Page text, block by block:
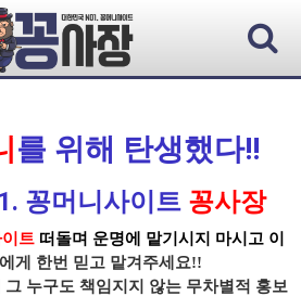
를 위해 탄생했다!!
꽁머니사이트 꽁사장
트 떠돌며 운명에 맡기시지 마시고 이
에게 한번 믿고 맡겨주세요!!
그 누구도 책임지지 않는 무차별적 홍보